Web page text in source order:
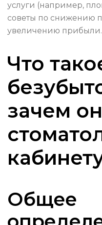
услуги (например,
советы по снижению
увеличению прибыли.
Что
зачем
Общее